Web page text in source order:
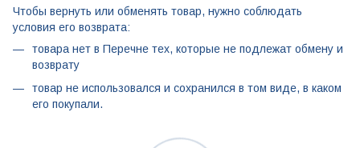
Чтобы вернуть или обменять товар, нужно соблюдать
условия его возврата:
товара нет в Перечне тех, которые не подлежат обмену и
возврату
товар не использовался и сохранился в том виде, в каком
его покупали.